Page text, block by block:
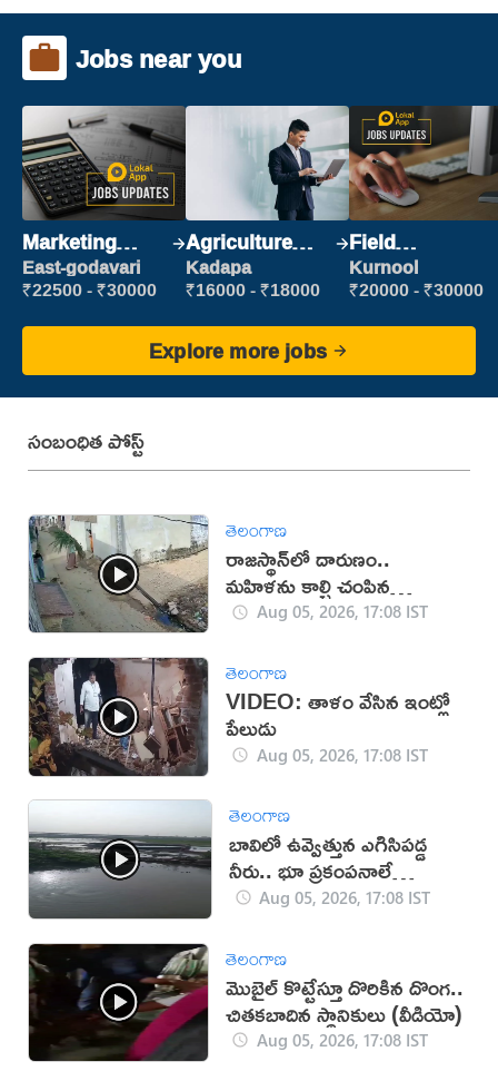
Jobs near you
Marketing
Executive
East-godavari
₹22500 - ₹30000
Agriculture
Labour
Kadapa
₹16000 - ₹18000
Field
Marketing
Executive
Kurnool
₹20000 - ₹30000
Explore more jobs
సంబంధిత పోస్ట్
తెలంగాణ
రాజస్థాన్‌లో దారుణం..
మహిళను కాల్చి చంపిన
యువకుడు (వీడియో)
Aug 05, 2026, 17:08 IST
తెలంగాణ
VIDEO: తాళం వేసిన ఇంట్లో
పేలుడు
Aug 05, 2026, 17:08 IST
తెలంగాణ
బావిలో ఉవ్వెత్తున ఎగిసిపడ్డ
నీరు.. భూ ప్రకంపనాలే
కారణమా?
Aug 05, 2026, 17:08 IST
తెలంగాణ
మొబైల్ కొట్టేస్తూ దొరికిన దొంగ..
చితకబాదిన స్థానికులు (వీడియో)
Aug 05, 2026, 17:08 IST